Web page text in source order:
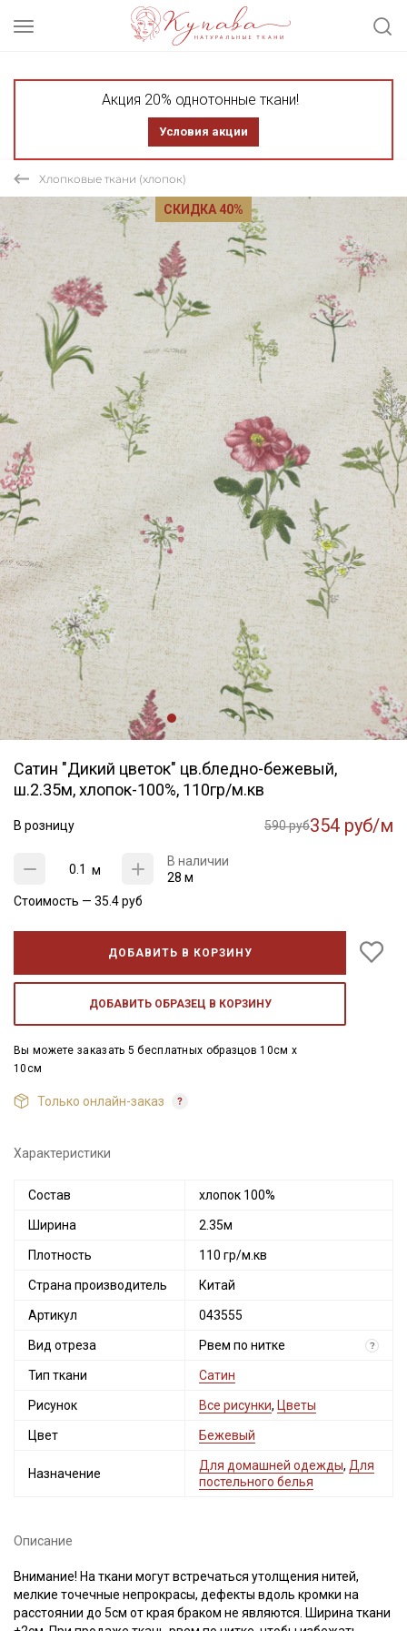
Акция 20% однотонные ткани!
Условия акции
Хлопковые ткани (хлопок)
СКИДКА 40%
Сатин "Дикий цветок" цв.бледно-бежевый,
ш.2.35м, хлопок-100%, 110гр/м.кв
В розницу 590 руб354 руб/м
м
В наличии
28 м
Стоимость — 35.4руб
ДОБАВИТЬ В КОРЗИНУ
ДОБАВИТЬ ОБРАЗЕЦ В КОРЗИНУ
Вы можете заказать 5 бесплатных образцов 10см x
10см
Только онлайн-заказ
Характеристики
Состав хлопок 100%
Ширина 2.35м
Плотность 110 гр/м.кв
Страна производитель Китай
Артикул 043555
Вид отреза Рвем по нитке ?
Тип ткани Сатин
Рисунок Все рисунки, Цветы
Цвет Бежевый
Назначение
Для домашней одежды, Для
постельного белья
Описание
Внимание! На ткани могут встречаться утолщения нитей,
мелкие точечные непрокрасы, дефекты вдоль кромки на
расстоянии до 5см от края браком не являются. Ширина ткани